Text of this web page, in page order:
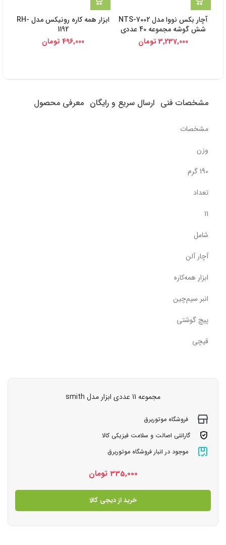
آچار بکس نووا مدل NTS-7002
شش گوشه مجموعه 40 عددی
3,237,000 تومان
ابزار همه کاره رونیکس مدل RH-
1192
496,000 تومان
مشخصات فنی ارسال سریع و رایگان معرفی محصول
مشخصات
وزن
190 گرم
تعداد
11
شامل
آچار آلن
ابزار همه‌کاره
انبر سیم‌چین
پیچ گوشتی
قیچی
مجموعه 11 عددی ابزار مدل smith
فروشگاه موتوربرق
گارانتی اصالت و سلامت فیزیکی کالا
موجود در انبار فروشگاه موتوربرق
335,000 تومان
خرید از دیجی کالا